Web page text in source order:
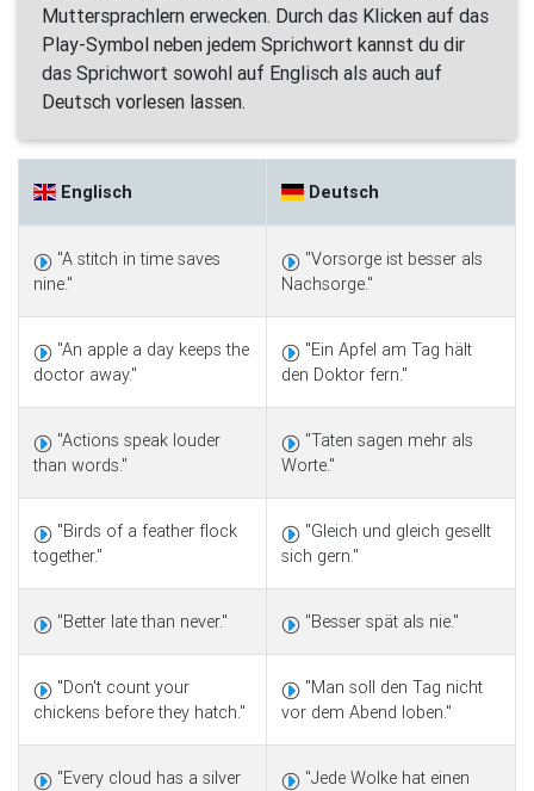
Muttersprachlern erwecken. Durch das Klicken auf das
Play-Symbol neben jedem Sprichwort kannst du dir
das Sprichwort sowohl auf Englisch als auch auf
Deutsch vorlesen lassen.
Englisch Deutsch
"A stitch in time saves
nine."
"Vorsorge ist besser als
Nachsorge."
"An apple a day keeps the
doctor away."
"Ein Apfel am Tag hält
den Doktor fern."
"Actions speak louder
than words."
"Taten sagen mehr als
Worte."
"Birds of a feather flock
together."
"Gleich und gleich gesellt
sich gern."
"Better late than never." "Besser spät als nie."
"Don't count your
chickens before they hatch."
"Man soll den Tag nicht
vor dem Abend loben."
"Every cloud has a silver
"Jede Wolke hat einen